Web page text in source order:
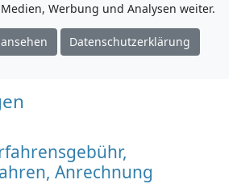
Werbung und Analysen weiter.
Datenschutzerklärung
Anrechnung